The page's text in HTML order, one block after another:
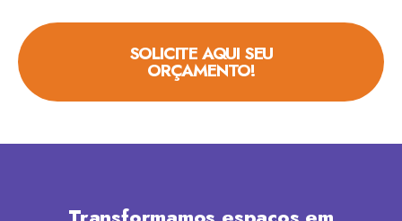
SOLICITE AQUI SEU
ORÇAMENTO!